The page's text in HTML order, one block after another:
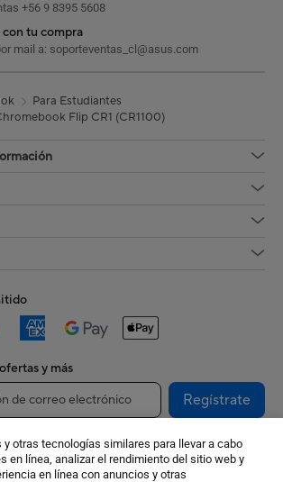
y otras tecnologías similares para llevar a cabo
en línea, analizar el rendimiento del sitio web y
en línea con anuncios y otras
+56 9 8395 5608
con tu compra
mail a: soporteventas_cl@asus.com
Para Estudiantes
Flip CR1 (CR1100)
y más
Regístrate